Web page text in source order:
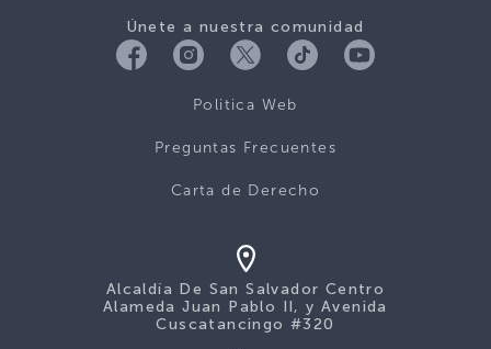
Únete a nuestra comunidad
Politica Web
Preguntas Frecuentes
Carta de Derecho
Alcaldía De San Salvador Centro
Alameda Juan Pablo II, y Avenida
Cuscatancingo #320